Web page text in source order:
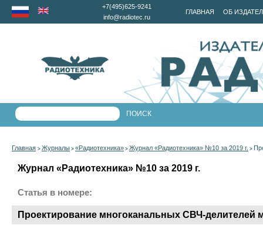
ГЛАВНАЯ ОБ
+7(495)625-9241
info@radiotec.ru
Главная > Журналы > «Радиотехника» > Журнал «Радиотехника» №10 за 2019 г. >
Журнал «Радиотехника» №10 за 2019 г.
Статья в номере:
Проектирование многоканальных СВЧ-делителей